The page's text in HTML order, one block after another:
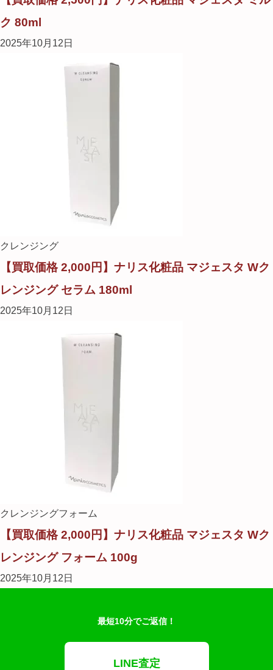
ク 80ml
2025年10月12日
クレンジング
【買取価格 2,000円】ナリス化粧品 マジェスタ Wク
レンジング セラム 180ml
2025年10月12日
クレンジングフォーム
【買取価格 2,000円】ナリス化粧品 マジェスタ Wク
レンジング フォーム 100g
2025年10月12日
最短10分でご返信！
LINE査定